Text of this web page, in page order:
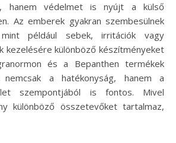
hanem védelmet is nyújt a külső
Az emberek gyakran szembesülnek
mint például sebek, irritációk vagy
kezelésére különböző készítményeket
és a Bepanthen termékek
a hatékonyság, hanem a
szempontjából is fontos. Mivel
különböző összetevőket tartalmaz,